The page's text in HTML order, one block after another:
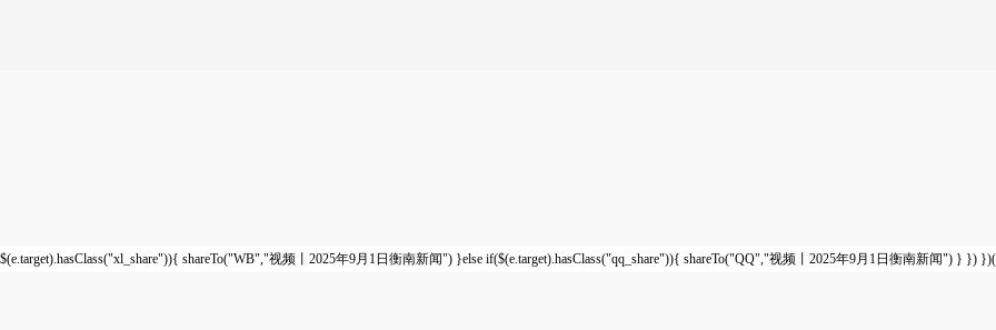
$(e.target).hasClass("xl_share")){ shareTo("WB","视频丨2025年9月1日衡南新闻") }else if($(e.target).hasClass("qq_share")){ shareTo("QQ","视频丨2025年9月1日衡南新闻") } })